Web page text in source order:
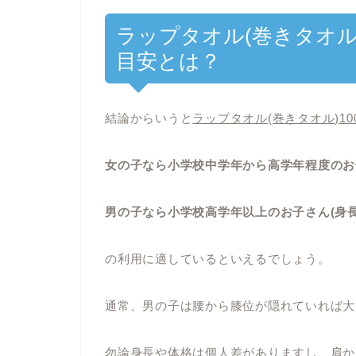
ラップタオル(巻きタオ
目安とは？
結論からいうと ラップタオル(巻きタオル
女の子なら小学校中学年から高学年程度の
男の子なら小学校高学年以上のお子さん(身
の利用に適しているといえるでしょう。
通常、男の子は腰から膝位が隠れていれば
勿論身長や体格は個人差がありますし、肩